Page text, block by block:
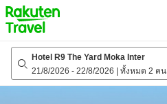
to
top
page
Hotel R9 The Yard Moka Inter
21/8/2026 - 22/8/2026 ทั้งหมด 2 คน